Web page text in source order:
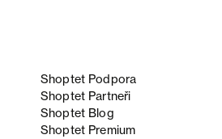
Shoptet Podpora
Shoptet Partneři
Shoptet Blog
Shoptet Premium